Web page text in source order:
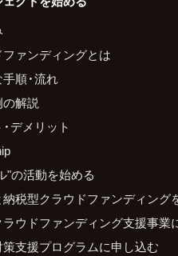
ファンディングとは
順・流れ
解説
デメリット
"の活動を始める
税型クラウドファンディング
ウドファンディング支援事業
策支援プログラムに申し込む